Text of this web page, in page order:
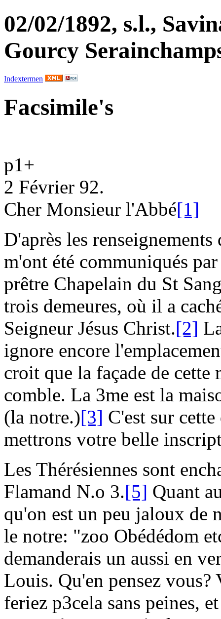
02/02/1892, s.l.,
Gourcy
Indextermen
Facsimile's
p1+
2 Février 92.
Cher Monsieur l'Abbé[1]
D'après les
m'ont été communiqués
prêtre Chapelain du St
trois demeures, où il a
Seigneur Jésus Christ.[2]
ignore encore
croit que la façade de cette
comble. La 3me est la
(la notre.)[3] C'est sur cette
mettrons votre belle
Les Thérésiennes sont
Flamand N.o 3.[5] Quant
qu'on est un peu jaloux de
le notre: "zoo Obédédom
demanderais un aussi en
Louis. Qu'en pensez
feriez p3cela sans peines,